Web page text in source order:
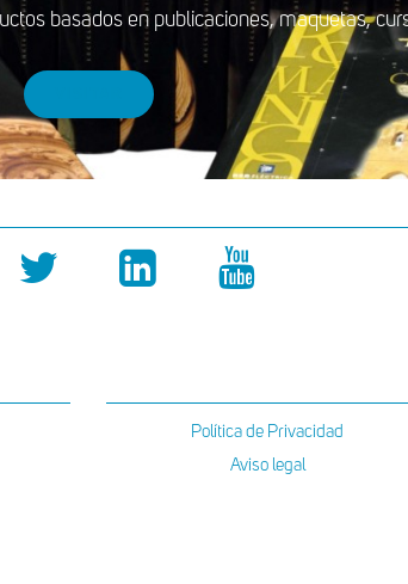
basados en publicaciones, maquetas,
Política de Privacidad
Aviso legal